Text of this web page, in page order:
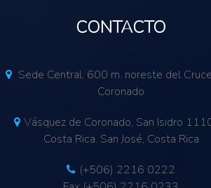
CONTACTO
Sede Central. 600 m. noreste del
Coronado
Vásquez de Coronado, San Isidro
Costa Rica. San José, Costa Rica
(+506) 2216 0222